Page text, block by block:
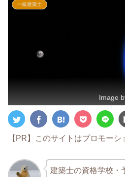
一級建築士
Image
【PR】このサイトはプロモーシ
建築士の資格学校・